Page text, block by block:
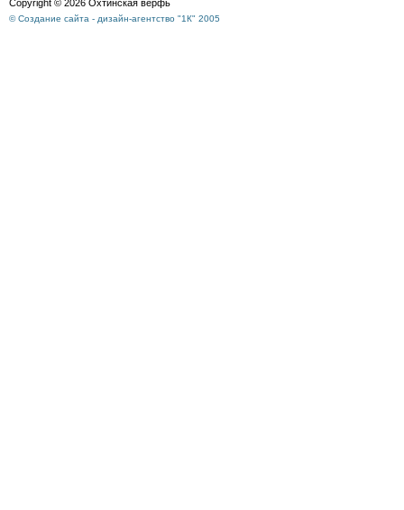
Copyright © 2026 Охтинская верфь
© Создание сайта - дизайн-агентство "1К" 2005